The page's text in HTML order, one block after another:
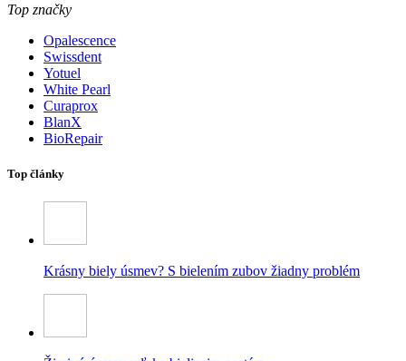
Top značky
Opalescence
Swissdent
Yotuel
White Pearl
Curaprox
BlanX
BioRepair
Top články
Krásny biely úsmev? S bielením zubov žiadny problém